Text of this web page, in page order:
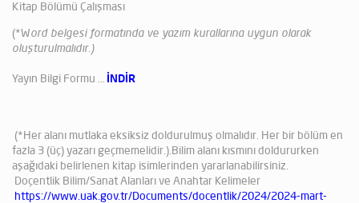
Kitap Bölümü Çalışması
(*Word belgesi formatında ve yazım kurallarına uygun olarak
oluşturulmalıdır.)
Yayın Bilgi Formu … İNDİR
(*Her alanı mutlaka eksiksiz doldurulmuş olmalıdır. Her bir bölüm en
fazla 3 (üç) yazarı geçmemelidir.).Bilim alanı kısmını doldururken
aşağıdaki belirlenen kitap isimlerinden yararlanabilirsiniz.
Doçentlik Bilim/Sanat Alanları ve Anahtar Kelimeler
https://www.uak.gov.tr/Documents/docentlik/2024/2024-mart-